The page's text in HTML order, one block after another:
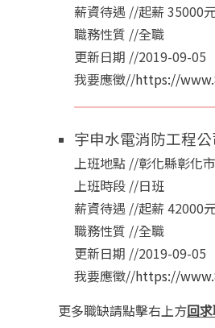
薪資待遇 //起薪 35000
職務性質 //全職
更新日期 //2019-09-05
我要應徵//https://
宇申水電消防工程
上班地點 //彰化縣彰化
上班時段 //日班
薪資待遇 //起薪 42000
職務性質 //全職
更新日期 //2019-09-05
我要應徵//https://
更多職缺請點擊右上方回